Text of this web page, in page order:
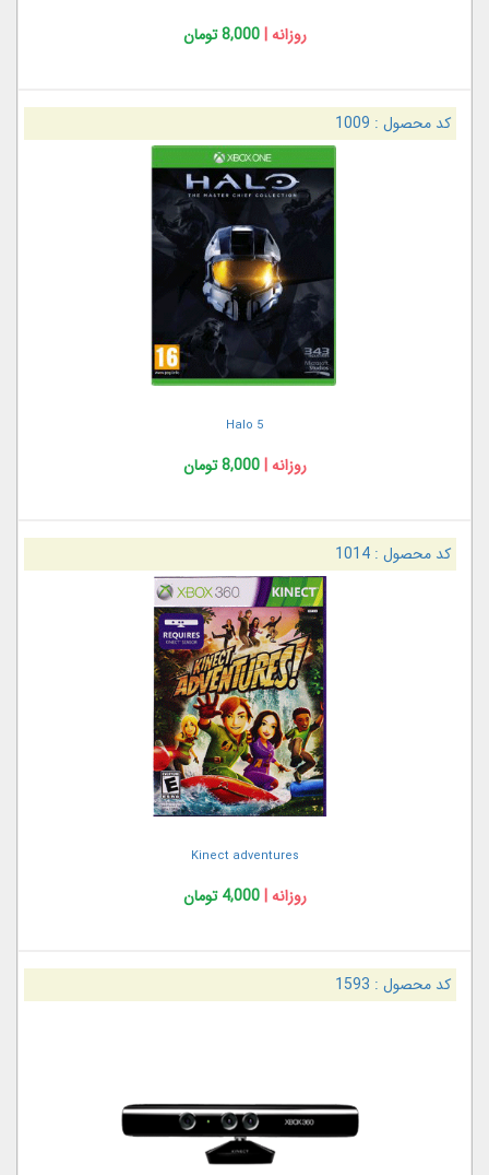
روزانه |8,000 تومان
کد محصول : 1009
Halo 5
روزانه |8,000 تومان
کد محصول :1014
Kinect adventures
روزانه |4,000 تومان
کد محصول : 1593